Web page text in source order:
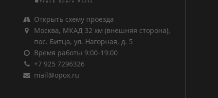
Открыть схему проезда
Москва, МКАД 32 км (внешняя сторона),
пос. Битца, ул. Нагорная, д. 5
Время работы 9:00-19:00
+7 925 7296326
mail@opox.ru